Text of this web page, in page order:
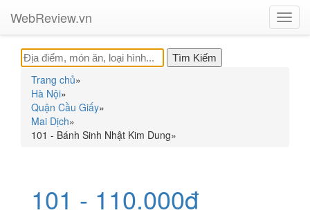
WebReview.vn
Trang chủ»
Hà Nội»
Quận Cầu Giấy»
Mai Dịch»
101 - Bánh Sinh Nhật Kim Dung»
101 - 110.000đ